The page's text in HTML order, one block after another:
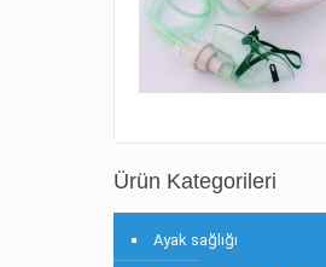
Ürün Kategorileri
Ayak sağlığı